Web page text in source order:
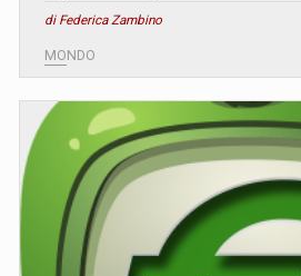
di Federica Zambino
MONDO